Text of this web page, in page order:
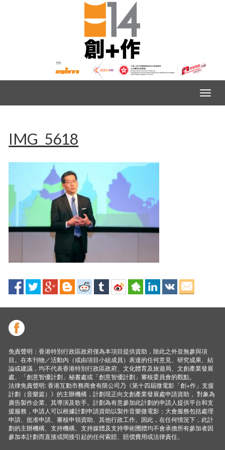
IMG_5618
免責聲明：香港特別行政區政府僅為本項目提供資助，除此之外並無參與項
目。在本刊物／活動內（或由項目小組成員）表達的任何意見、研究成果、結
論或建議，均不代表香港特別行政區政府、文化體育及旅遊局、文創產業發展
處、「創意智優計劃」秘書處或「創意智優計劃」審核委員會的觀點。
法律免責聲明: 香港互動市務商會有限公司乃《第十四屆微電影「創+作」支援
計劃（音樂篇）》的主辦機構，計劃現正向文創產業發展處申請資助， 對象為
廣告製作企業、其導演及歌手。計劃為有意參加此計劃的申請人提供平台和支
援服務，申請人可以根據計劃申請資助以製作音樂微電影；大會服務包括處理
申請、批准申請、審核申領資助、其他行政工作。因此，在任何情況下，此計
劃的主辦機構、支持機構、支持媒體及支持學術圑體均不會承擔所有參加者因
參加本計劃而直接或間接引起的任何索賠、賠償費用或法律責任。